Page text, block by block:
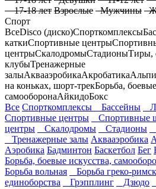
17-18 лет Взрослые Мужчины
Спорт
ВсеDisco (диско)Спорткомплексы
каткиСпортивные центры
центрыСкалодромыСтадионыТиры,
клубыТренажерные
залыАквааэробикаАкробатика
на коньках, шорт-трекБорьба,
самооборонаАйкидоБокс
Все Спорткомплексы Бассейны
Спортивные центры
Спортивные
центры
Скалодромы Стадионы
Тренажерные залы Аквааэробика
Аэробика Бадминтон Баскетбол Бег
Борьба, боевые искусства,
Борьба вольная
Борьба греко-
единоборства
Грэпплинг Дзюдо